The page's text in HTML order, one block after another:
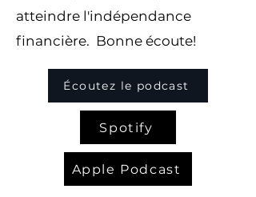
atteindre l'indépendance
financière. Bonne écoute!
Écoutez le podcast
Spotify
Apple Podcast